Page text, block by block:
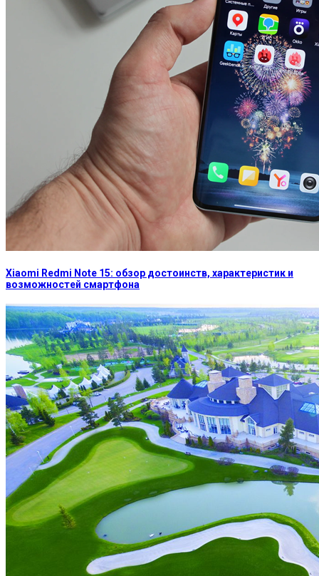
Xiaomi Redmi Note 15: обзор достоинств, характеристик и
возможностей смартфона